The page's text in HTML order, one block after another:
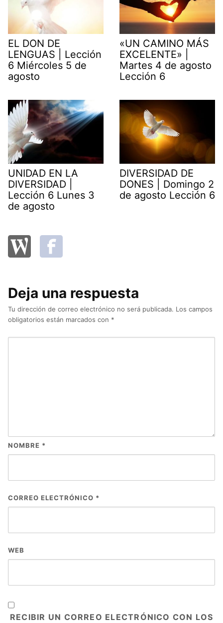
EL DON DE
LENGUAS | Lección
6 Miércoles 5 de
agosto
«UN CAMINO MÁS
EXCELENTE» |
Martes 4 de agosto
Lección 6
UNIDAD EN LA
DIVERSIDAD |
Lección 6 Lunes 3
de agosto
DIVERSIDAD DE
DONES | Domingo 2
de agosto Lección 6
Deja una respuesta
Tu dirección de correo electrónico no será publicada. Los campos
obligatorios están marcados con *
NOMBRE *
CORREO ELECTRÓNICO *
WEB
RECIBIR UN CORREO ELECTRÓNICO CON LOS